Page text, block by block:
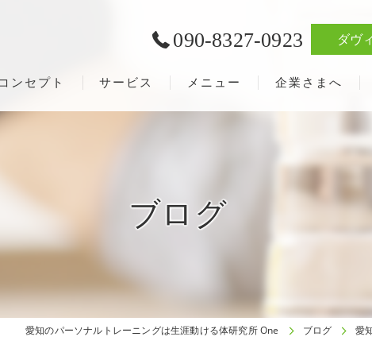
090-8327-0923 ダヴ
ンセプト サービス メニュー 企業さまへ
ブログ
愛知のパーソナルトレーニングは生涯動ける体研究所 One ブログ 愛